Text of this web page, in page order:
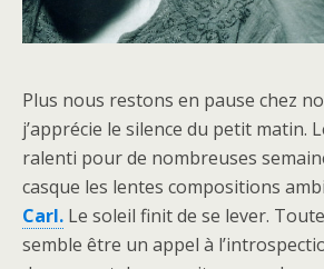
Plus nous restons en pause chez
j’apprécie le silence du petit matin.
ralenti pour de nombreuses
casque les lentes compositions
Carl. Le soleil finit de se lever.
semble être un appel à